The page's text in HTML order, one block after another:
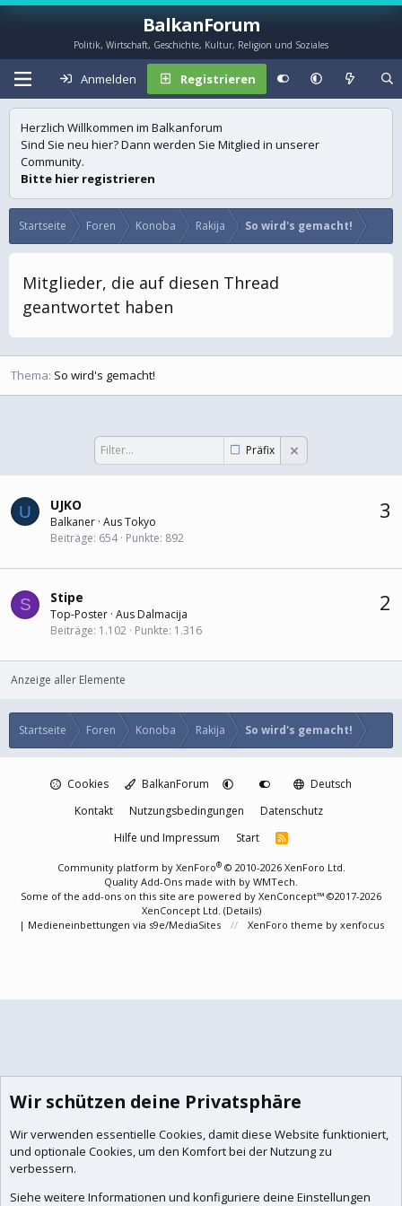
BalkanForum
Politik, Wirtschaft, Geschichte, Kultur, Religion und Soziales
Anmelden Registrieren
Herzlich Willkommen im Balkanforum
Sind Sie neu hier? Dann werden Sie Mitglied in unserer
Community.
Bitte hier registrieren
Startseite Foren Konoba Rakija So wird's gemacht!
Mitglieder, die auf diesen Thread
geantwortet haben
Thema So wird's gemacht!
Präfix
U 3
UJKO
Balkaner · AusTokyo
Beiträge 654 Punkte 892
S 2
Stipe
Top-Poster · Aus Dalmacija
Beiträge 1.102 Punkte 1.316
Anzeige aller Elemente
Startseite Foren Konoba Rakija So wird's gemacht!
Cookies BalkanForum
Deutsch
Kontakt
Nutzungsbedingungen
Datenschutz
Hilfe und Impressum
Start
R
Community platform by XenForo® © 2010-2026 XenForo Ltd.
Quality Add-Ons made with by WMTech.
Some of the add-ons on this site are powered by XenConcept™ ©2017-2026
XenConcept Ltd. (Details)
| Medieneinbettungen via s9e/MediaSites XenForo theme by xenfocus
Wir schützen deine Privatsphäre
Wir verwenden essentielle Cookies, damit diese Website funktioniert,
und optionale Cookies, um den Komfort bei der Nutzung zu
verbessern.
Siehe weitere Informationen und konfiguriere deine Einstellungen